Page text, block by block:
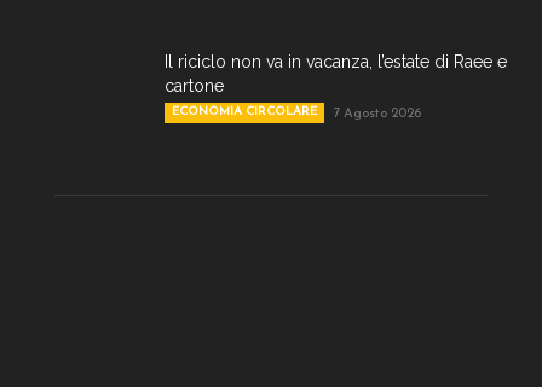
Il riciclo non va in vacanza, l’estate di Raee e
cartone
ECONOMIA CIRCOLARE 7 Agosto 2026